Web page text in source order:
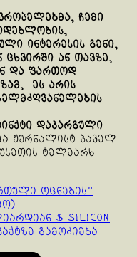
ჩემი
ინტერესის გენი,
ან თავზე,
და ფართოდ
ეს არის
დაკარგული
ჟურნალისტ პაველ
ტელეარხ
ოცნების”
$ Silicon
გამოძიება